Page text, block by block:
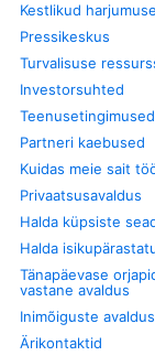
Kestlikud
Pressikeskus
Turvalisuse
Investorsuhted
Teenusetingimused
Partneri kaebused
Kuidas meie sait
Privaatsusavaldus
Halda küpsiste
Halda
Tänapäevase
vastane avaldus
Inimõiguste avaldus
Ärikontaktid